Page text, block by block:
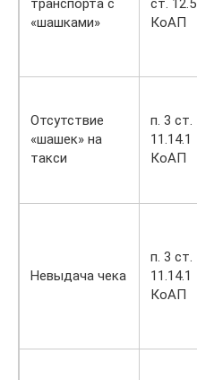
транспорта с
«шашками»
ст. 12.5
КоАП
Отсутствие
«шашек» на
такси
п. 3 ст.
11.14.1
КоАП
Невыдача чека
п. 3 ст.
11.14.1
КоАП